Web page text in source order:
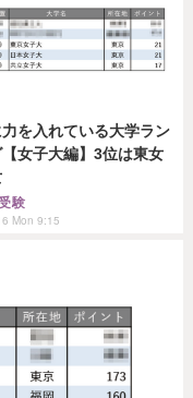
を入れている大学ラン
女子大編】3位は東女
験
Mon 9:15